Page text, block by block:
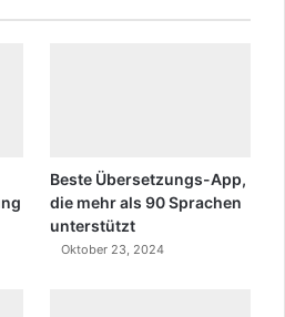
Beste Übersetzungs-App,
die mehr als 90 Sprachen
unterstützt
Oktober 23, 2024